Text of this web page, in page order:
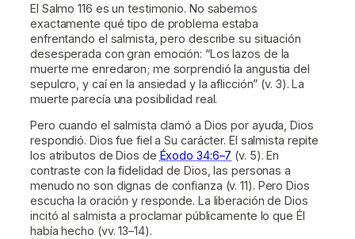
El Salmo 116 es un testimonio. No sabemos
exactamente qué tipo de problema estaba
enfrentando el salmista, pero describe su situación
desesperada con gran emoción: “Los lazos de la
muerte me enredaron; me sorprendió la angustia del
sepulcro, y caí en la ansiedad y la aflicción” (v. 3). La
muerte parecía una posibilidad real.
Pero cuando el salmista clamó a Dios por ayuda, Dios
respondió. Dios fue fiel a Su carácter. El salmista repite
los atributos de Dios de Éxodo 34:6–7 (v. 5). En
contraste con la fidelidad de Dios, las personas a
menudo no son dignas de confianza (v. 11). Pero Dios
escucha la oración y responde. La liberación de Dios
incitó al salmista a proclamar públicamente lo que Él
había hecho (vv. 13–14).